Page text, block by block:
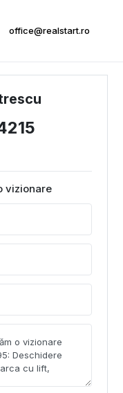
office@realstart.ro
vizionare